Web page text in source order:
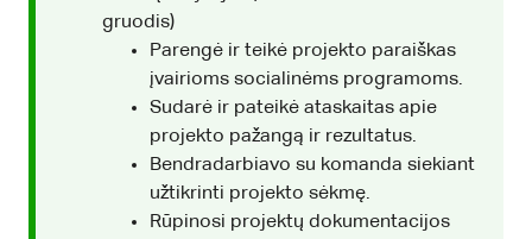
gruodis)
Parengė ir teikė projekto paraiškas
įvairioms socialinėms programoms.
Sudarė ir pateikė ataskaitas apie
projekto pažangą ir rezultatus.
Bendradarbiavo su komanda siekiant
užtikrinti projekto sėkmę.
Rūpinosi projektų dokumentacijos